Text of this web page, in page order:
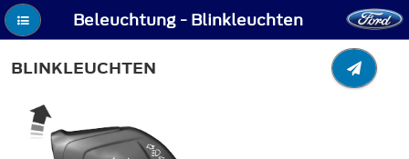
Beleuchtung - Blinkleuchten
BLINKLEUCHTEN